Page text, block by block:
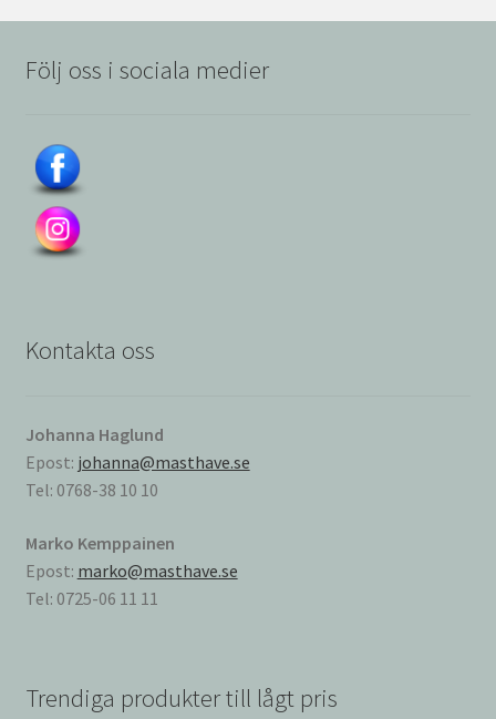
Följ oss i sociala medier
Kontakta oss
Johanna Haglund
Epost: johanna@masthave.se
Tel: 0768-38 10 10
Marko Kemppainen
Epost: marko@masthave.se
Tel: 0725-06 11 11
Trendiga produkter till lågt pris